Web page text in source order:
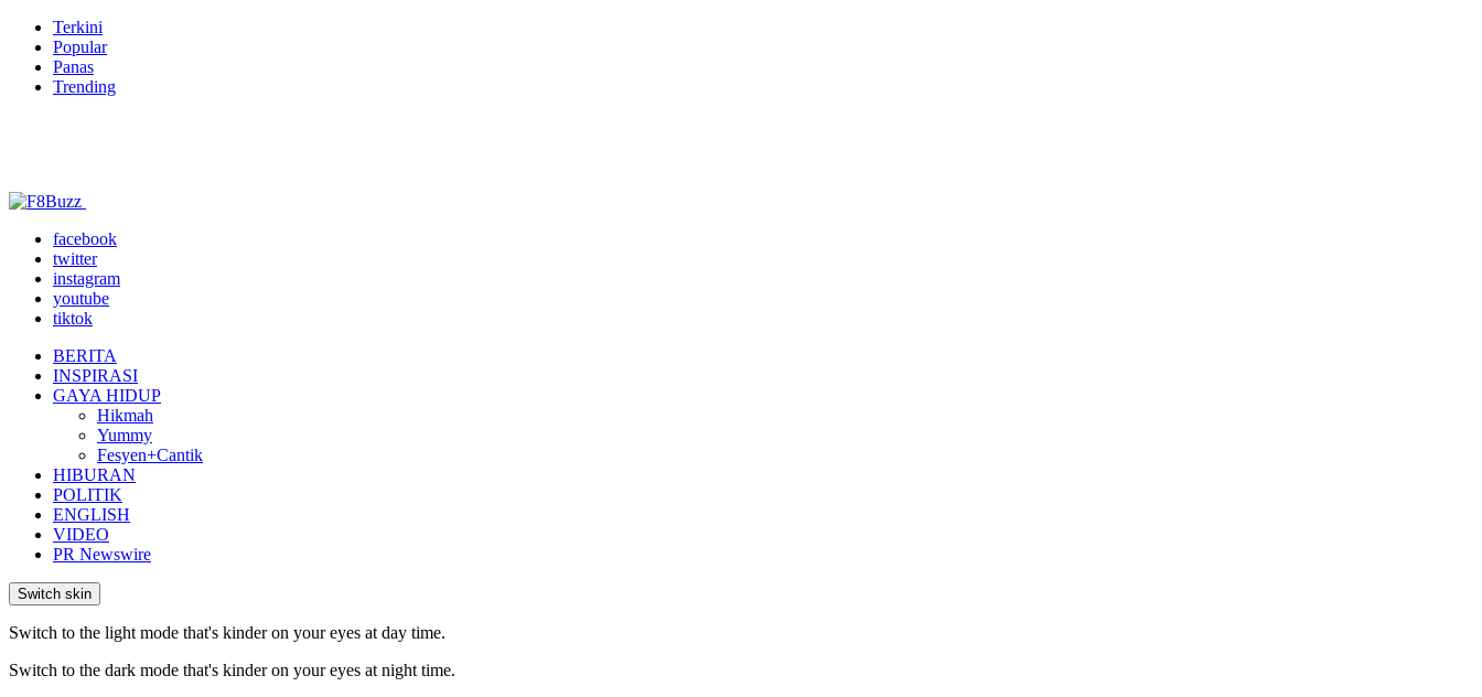
Terkini
Popular
Panas
Trending
facebook
twitter
instagram
youtube
tiktok
BERITA
INSPIRASI
GAYA HIDUP
Hikmah
Yummy
Fesyen+Cantik
HIBURAN
POLITIK
ENGLISH
VIDEO
PR Newswire
Switch skin
Switch to the light mode that's kinder on your eyes at day time.
Switch to the dark mode that's kinder on your eyes at night time.